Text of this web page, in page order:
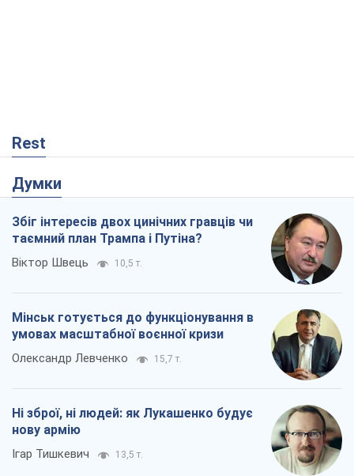
Rest
Думки
Збіг інтересів двох цинічних гравців чи
таємний план Трампа і Путіна?
Віктор Швець 10,5 т.
Мінськ готується до функціонування в
умовах масштабної воєнної кризи
Олександр Левченко 15,7 т.
Ні зброї, ні людей: як Лукашенко будує
нову армію
Ігар Тишкевич 13,5 т.